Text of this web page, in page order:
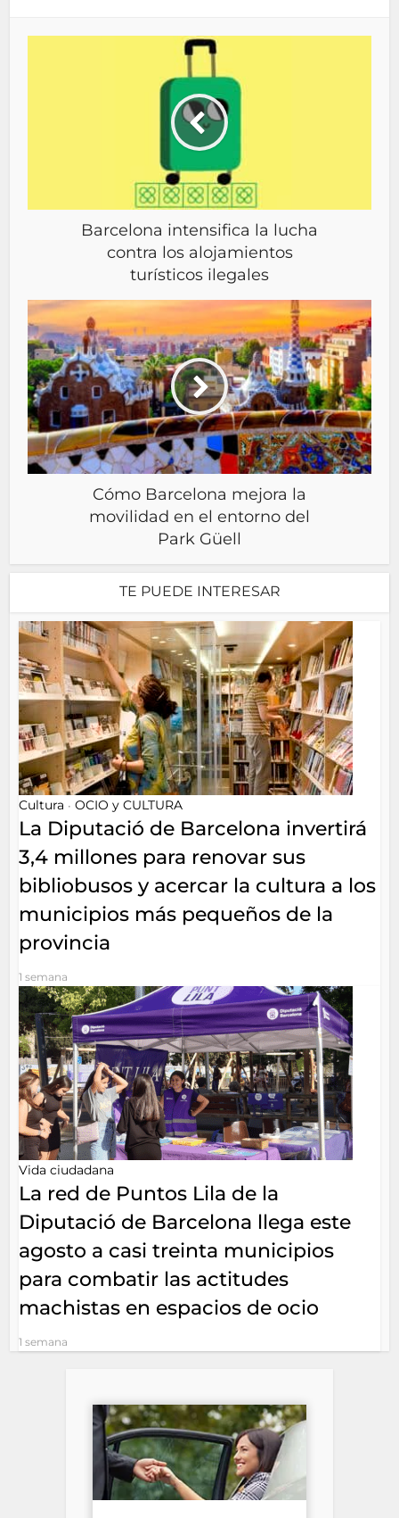
Barcelona intensifica la lucha
contra los alojamientos
turísticos ilegales
Cómo Barcelona mejora la
movilidad en el entorno del
Park Güell
TE PUEDE INTERESAR
Cultura • OCIO y CULTURA
La Diputació de Barcelona invertirá
3,4 millones para renovar sus
bibliobusos y acercar la cultura a los
municipios más pequeños de la
provincia
1 semana
Vida ciudadana
La red de Puntos Lila de la
Diputació de Barcelona llega este
agosto a casi treinta municipios
para combatir las actitudes
machistas en espacios de ocio
1 semana